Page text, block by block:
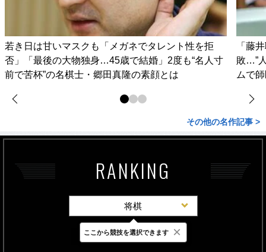
若き日は甘いマスクも「メガネでタレント性を拒
否」「最後の大物独身…45歳で結婚」2度も“名人寸
前で苦杯”の名棋士・郷田真隆の素顔とは
「藤
敗…”
ムで
その他の名作記事 >
RANKING
将棋
最新 24時間 週間
ここから競技を選択できます ×